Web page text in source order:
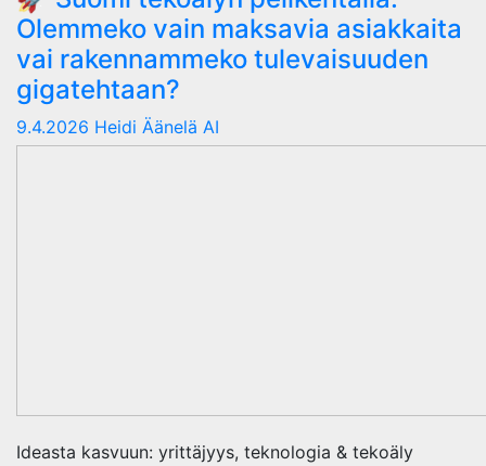
Olemmeko vain maksavia asiakkaita
vai rakennammeko tulevaisuuden
gigatehtaan?
9.4.2026 Heidi Äänelä AI
Ideasta kasvuun: yrittäjyys, teknologia & tekoäly